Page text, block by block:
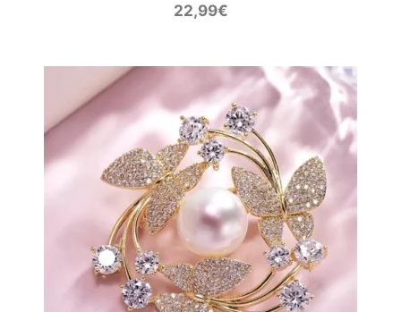
22,99€